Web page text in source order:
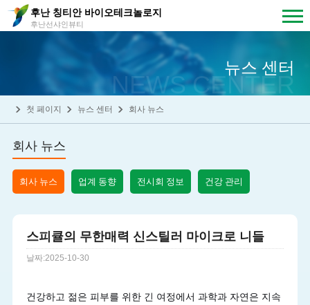
후난 칭티안 바이오테크놀로지
후난선샤인뷰티
뉴스 센터
NEWS CENTER
첫 페이지 뉴스 센터 회사 뉴스
회사 뉴스
회사 뉴스 업계 동향 전시회 정보 건강 관리
스피큘의 무한매력 신스틸러 마이크로 니들
날짜:2025-10-30
건강하고 젊은 피부를 위한 긴 여정에서 과학과 자연은 지속